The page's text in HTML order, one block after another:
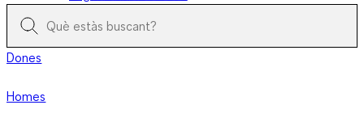
Dones
Homes